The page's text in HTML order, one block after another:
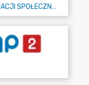
OGŁOSZENIE KONSULTACJI SPOŁECZNYCH